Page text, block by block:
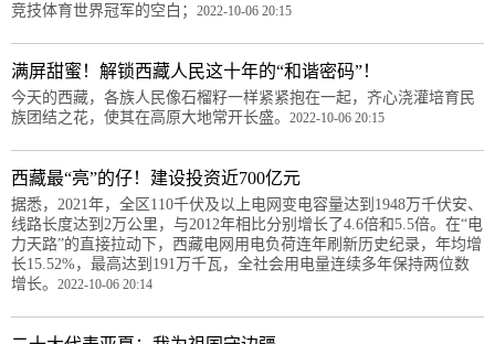
竞技体育世界冠军的空白； 2022-10-06 20:15
满屏甜蜜！解锁西藏人民这十年的“和谐密码”！
今天的西藏，各族人民像石榴籽一样紧紧抱在一起，齐心浇灌培育民
族团结之花，使其在高原大地常开长盛。 2022-10-06 20:15
西藏最“亮”的仔！建设投资近700亿元
据悉，2021年，全区110千伏及以上电网变电容量达到1948万千伏安、
线路长度达到2万公里，与2012年相比分别增长了4.6倍和5.5倍。在“电
力天路”的直接拉动下，西藏电网用电负荷连年刷新历史纪录，年均增
长15.52%，最高达到191万千瓦，全社会用电量连续多年保持两位数
增长。 2022-10-06 20:14